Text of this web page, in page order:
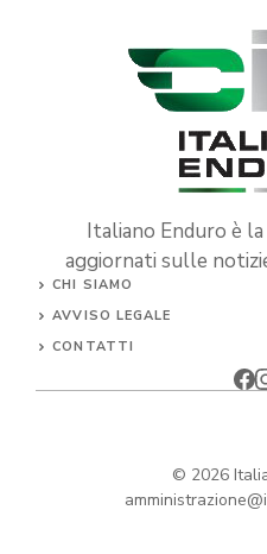
Italiano Enduro è
aggiornati sulle
CHI SIAMO
AVVISO LEGALE
CONTATTI
© 2026